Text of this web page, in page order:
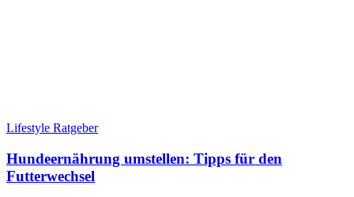
Lifestyle Ratgeber
Hundeernährung umstellen: Tipps für den
Futterwechsel